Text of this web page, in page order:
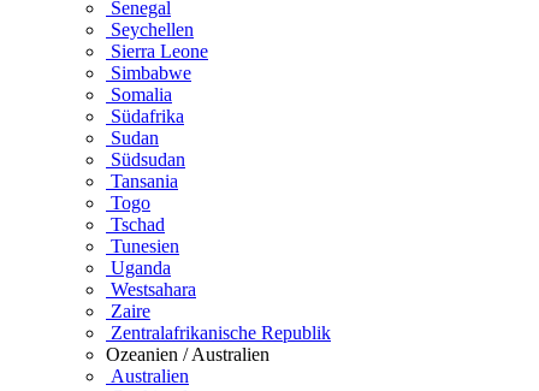
Senegal
Seychellen
Sierra Leone
Simbabwe
Somalia
Südafrika
Sudan
Südsudan
Tansania
Togo
Tschad
Tunesien
Uganda
Westsahara
Zaire
Zentralafrikanische Republik
Ozeanien / Australien
Australien